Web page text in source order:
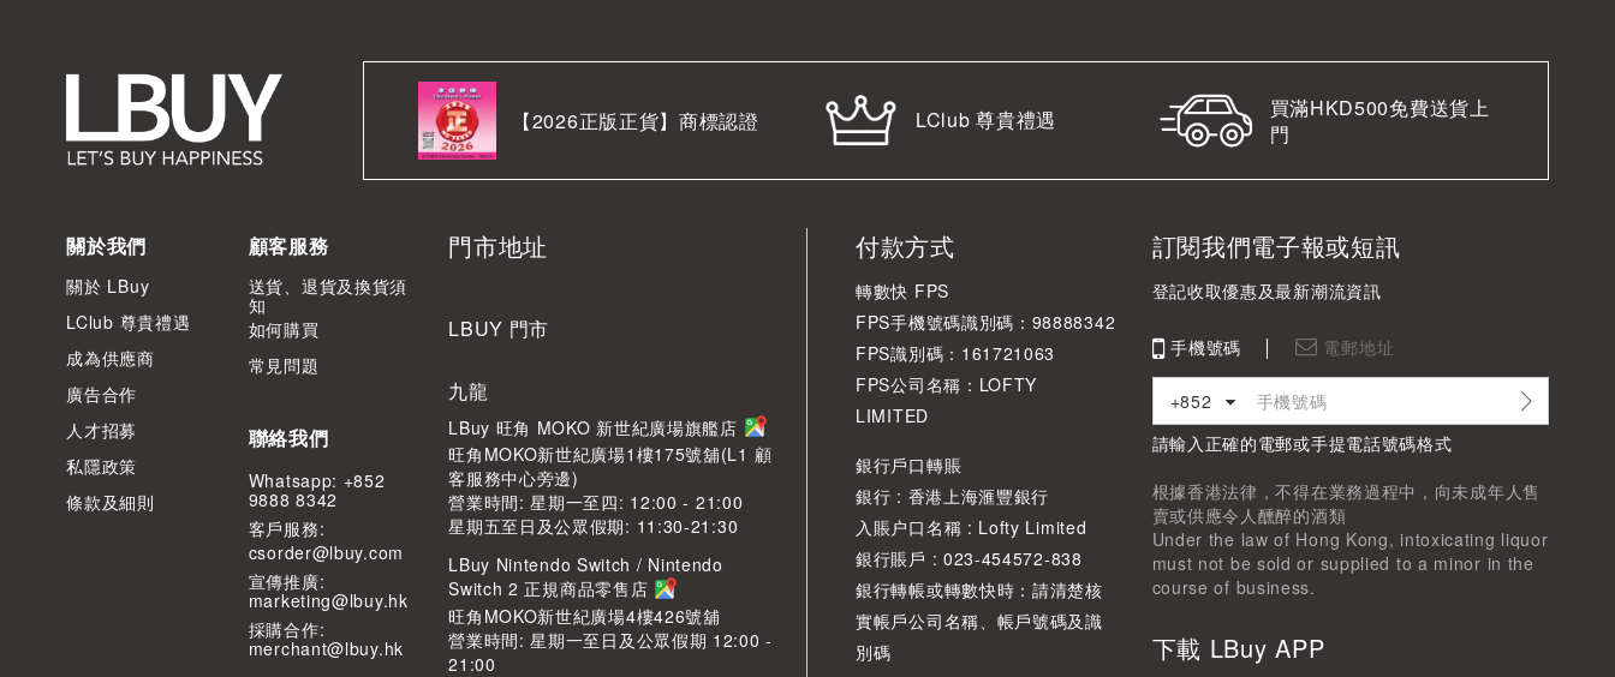
【2026正版正貨】商標認證 LClub 尊貴禮遇
買滿HKD500免費送貨上
門
關於我們
關於 LBuy
LClub 尊貴禮遇
成為供應商
廣告合作
人才招募
私隱政策
條款及細則
顧客服務
送貨、退貨及換貨須
知
如何購買
常見問題
聯絡我們
Whatsapp: +852
9888 8342
客⼾服務:
csorder@lbuy.com
宣傳推廣:
marketing@lbuy.hk
採購合作:
merchant@lbuy.hk
門市地址
LBUY 門市
九龍
LBuy 旺角 MOKO 新世紀廣場旗艦店
旺角MOKO新世紀廣場1樓175號舖(L1 顧
客服務中心旁邊)
營業時間: 星期一至四: 12:00 - 21:00
星期五至日及公眾假期: 11:30-21:30
LBuy Nintendo Switch / Nintendo
Switch 2 正規商品零售店
旺角MOKO新世紀廣場4樓426號舖
營業時間: 星期一至日及公眾假期 12:00 -
21:00
付款方式
轉數快 FPS
FPS手機號碼識別碼：98888342
FPS識別碼：161721063
FPS公司名稱：LOFTY
LIMITED
銀行戶口轉賬
銀行 : 香港上海滙豐銀行
入賬户口名稱 : Lofty Limited
銀行賬戶 : 023-454572-838
銀行轉帳或轉數快時：請清楚核
實帳戶公司名稱、帳戶號碼及識
別碼
訂閱我們電子報或短訊
登記收取優惠及最新潮流資訊
手機號碼 電郵地址
+852
請輸入正確的電郵或手提電話號碼格式
根據香港法律，不得在業務過程中，向未成年人售
賣或供應令人醺醉的酒類
Under the law of Hong Kong, intoxicating liquor
must not be sold or supplied to a minor in the
course of business.
下載 LBuy APP